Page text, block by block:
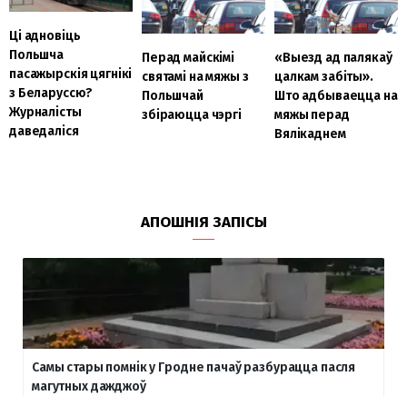
Ці адновіць
Польшча
пасажырскія цягнікі
з Беларуссю?
Журналісты
даведаліся
Перад майскімі
святамі на мяжы з
Польшчай
збіраюцца чэргі
«Выезд ад палякаў
цалкам забіты».
Што адбываецца на
мяжы перад
Вялікаднем
АПОШНІЯ ЗАПІСЫ
Самы стары помнік у Гродне пачаў разбурацца пасля
магутных дажджоў